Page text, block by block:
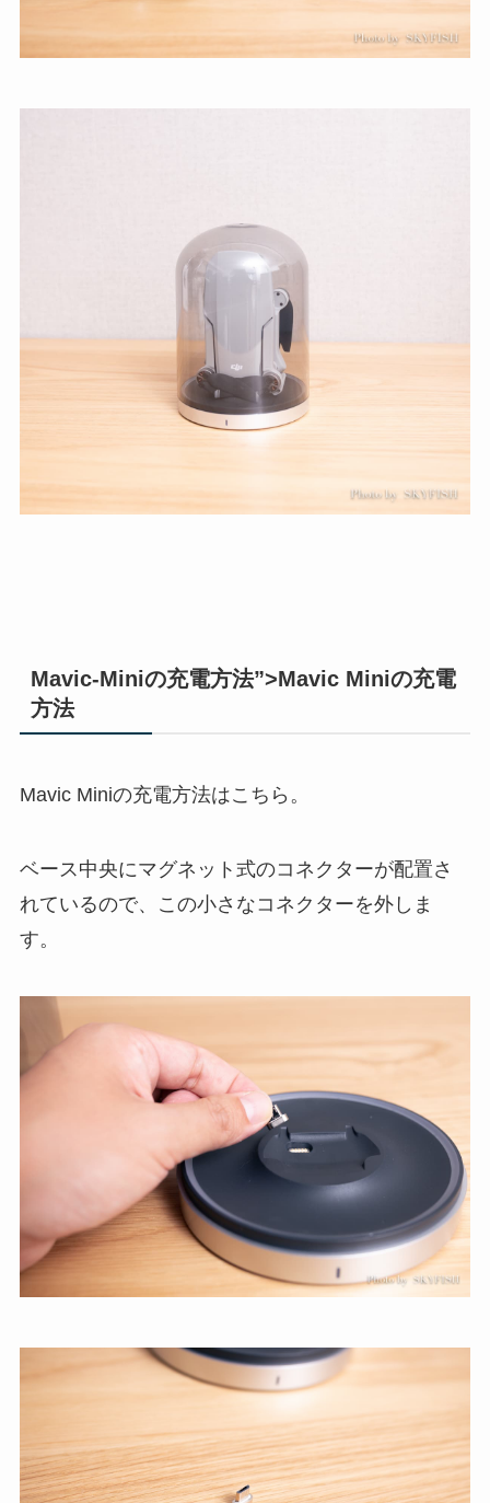
Mavic-Miniの充電方法”>Mavic Miniの充電
方法
Mavic Miniの充電方法はこちら。
ベース中央にマグネット式のコネクターが配置さ
れているので、この小さなコネクターを外しま
す。